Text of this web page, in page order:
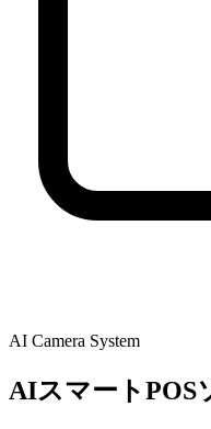
AI Camera System
AIスマートPOS